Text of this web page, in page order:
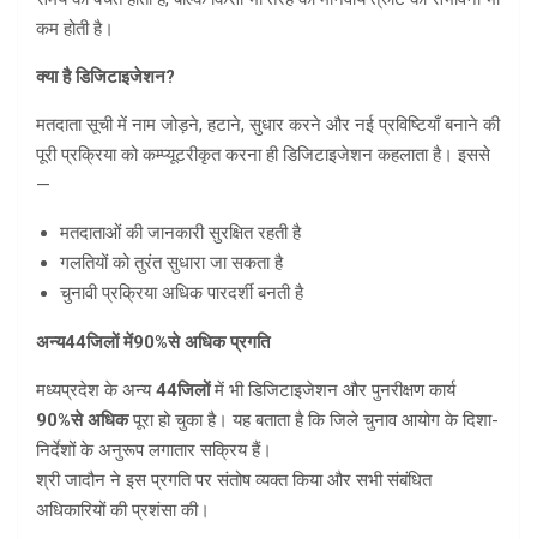
कम होती है।
क्या है डिजिटाइजेशन?
मतदाता सूची में नाम जोड़ने, हटाने, सुधार करने और नई प्रविष्टियाँ बनाने की
पूरी प्रक्रिया को कम्प्यूटरीकृत करना ही डिजिटाइजेशन कहलाता है। इससे
—
मतदाताओं की जानकारी सुरक्षित रहती है
गलतियों को तुरंत सुधारा जा सकता है
चुनावी प्रक्रिया अधिक पारदर्शी बनती है
अन्य44जिलों में90%से अधिक प्रगति
मध्यप्रदेश के अन्य44जिलोंमें भी डिजिटाइजेशन और पुनरीक्षण कार्य
90%से अधिकपूरा हो चुका है। यह बताता है कि जिले चुनाव आयोग के दिशा-
निर्देशों के अनुरूप लगातार सक्रिय हैं।
श्री जादौन ने इस प्रगति पर संतोष व्यक्त किया और सभी संबंधित
अधिकारियों की प्रशंसा की।